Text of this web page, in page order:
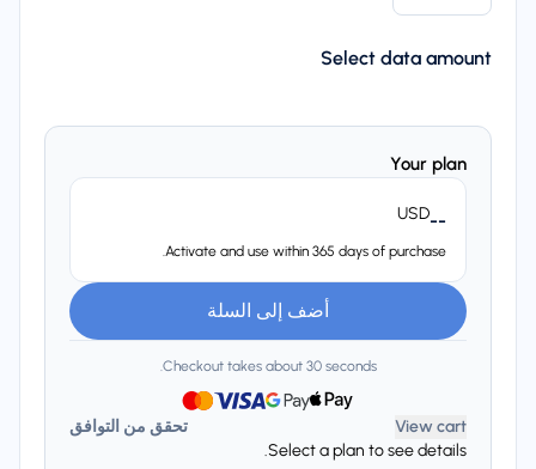
Select data amount
Your plan
--
USD
Activate and use within 365 days of purchase.
أضف إلى السلة
Checkout takes about 30 seconds.
View cart
تحقق من التوافق
Select a plan to see details.